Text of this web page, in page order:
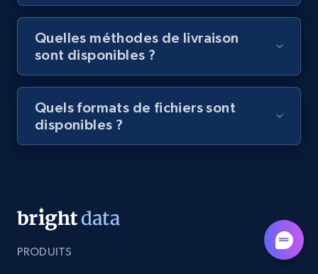
price, Currency, Stock, and more.
991+ 165+
Lazada - Products - Discover products by
seller URL
991+ 165+
Quelles méthodes de livraison
sont disponibles ?
Quels formats de fichiers sont
disponibles ?
PRODUITS